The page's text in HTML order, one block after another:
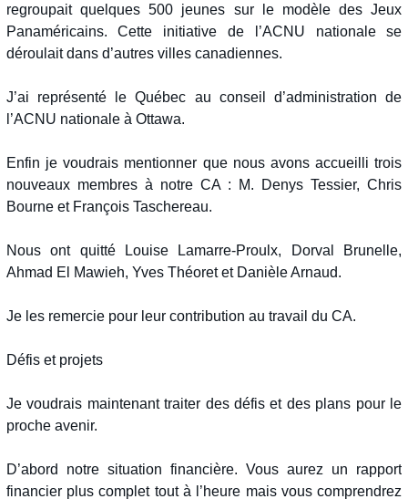
regroupait quelques 500 jeunes sur le modèle des Jeux
Panaméricains. Cette initiative de l’ACNU nationale se
déroulait dans d’autres villes canadiennes.
J’ai représenté le Québec au conseil d’administration de
l’ACNU nationale à Ottawa.
Enfin je voudrais mentionner que nous avons accueilli trois
nouveaux membres à notre CA : M. Denys Tessier, Chris
Bourne et François Taschereau.
Nous ont quitté Louise Lamarre-Proulx, Dorval Brunelle,
Ahmad El Mawieh, Yves Théoret et Danièle Arnaud.
Je les remercie pour leur contribution au travail du CA.
Défis et projets
Je voudrais maintenant traiter des défis et des plans pour le
proche avenir.
D’abord notre situation financière. Vous aurez un rapport
financier plus complet tout à l’heure mais vous comprendrez